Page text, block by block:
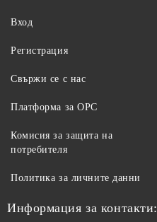
Вход
Регистрация
Свържи се с нас
Платформа за ОРС
Комисия за защита на
потребителя
Политика за личните данни
Информация за контакти: